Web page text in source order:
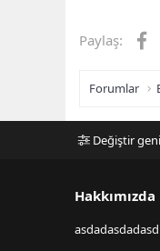
Paylaş:
Forumlar
Değiştir
Hakkımızda
asdadasdadasd